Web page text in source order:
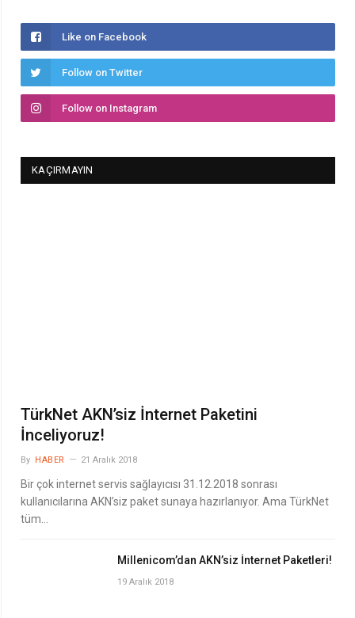
Like on Facebook
Follow on Twitter
Follow on Instagram
KAÇIRMAYIN
TürkNet AKN’siz İnternet Paketini
İnceliyoruz!
By HABER 21 Aralık 2018
Bir çok internet servis sağlayıcısı 31.12.2018 sonrası
kullanıcılarına AKN’siz paket sunaya hazırlanıyor. Ama TürkNet
tüm…
Millenicom’dan AKN’siz İnternet Paketleri!
19 Aralık 2018